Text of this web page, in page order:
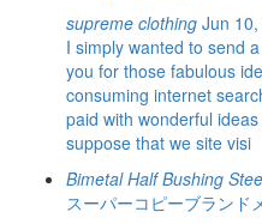
supreme clothing Jun
I simply wanted to send
you for those fabulous
consuming internet
paid with wonderful
suppose that we site visi
Bimetal Half Bushing
スーパーコピーブランド